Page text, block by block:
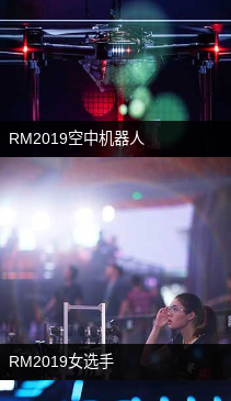
RM2019空中机器人
RM2019女选手